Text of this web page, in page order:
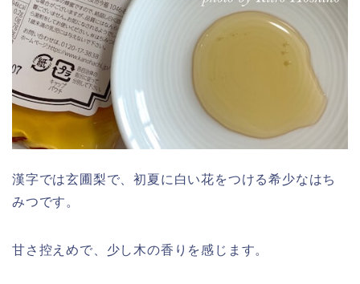
漢字では玄圃梨で、初夏に白い花をつける希少なはち
みつです。
甘さ控えめで、少し木の香りを感じます。